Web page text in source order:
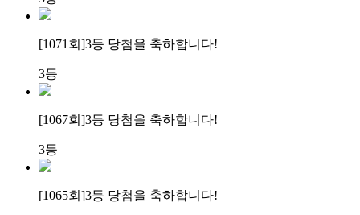
[1071회]3등 당첨을 축하합니다!
3등
[1067회]3등 당첨을 축하합니다!
3등
[1065회]3등 당첨을 축하합니다!